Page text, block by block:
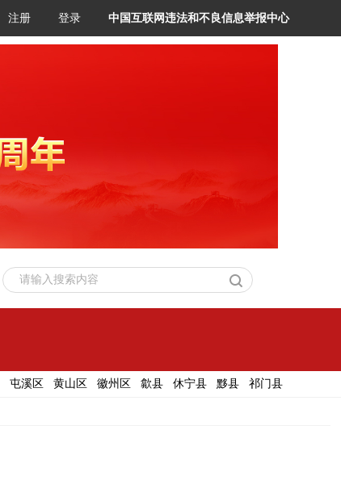
注册 登录 中国互联网违法和不良信息举报中心
请输入搜索内容
屯溪区 黄山区 徽州区 歙县 休宁县 黟县 祁门县